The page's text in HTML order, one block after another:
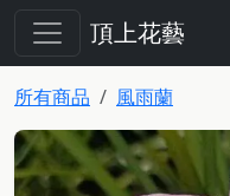
頂上花藝
所有商品 風雨蘭